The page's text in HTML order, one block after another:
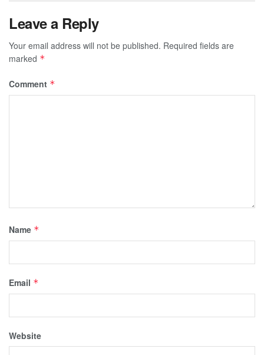
Leave a Reply
Your email address will not be published. Required fields are
marked *
Comment *
Name *
Email *
Website